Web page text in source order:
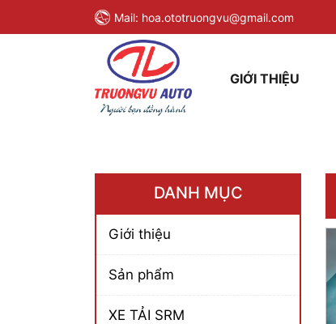
Mail: hoa.ototruongvu@gmail.com
GIỚI THIỆU
DANH MỤC
Giới thiệu
Sản phẩm
XE TẢI SRM